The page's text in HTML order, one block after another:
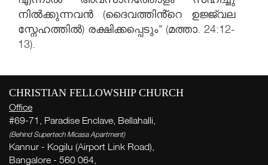
നിൽക്കുന്നവൻ (ദൈവത്തിൻ്റെ ഉജ്ജ്വല
സ്നേഹത്തിൽ) രക്ഷിക്കപ്പെടും" (മത്താ. 24:12-
13).
CHRISTIAN FELLOWSHIP CHURCH
Office
#69-71, Paradise Enclave, Bellahalli,
(Behind Supertech Micasa Apartment)
Kannur - Kogilu (Airport Link Road),
Bangalore - 560 064,